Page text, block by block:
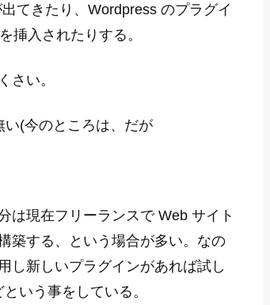
てきたり、Wordpress のプラグイ
挿入されたりする。
さい。
い(今のところは、だが
は現在フリーランスで Web サイト
築する、という場合が多い。なの
し新しいプラグインがあれば試し
いう事をしている。